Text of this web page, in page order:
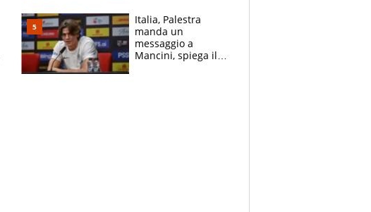
tabellone
Italia, Palestra
manda un
messaggio a
Mancini, spiega il